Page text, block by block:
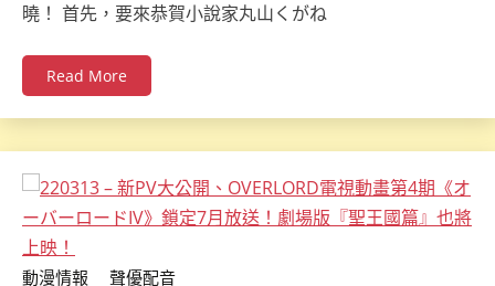
曉！ 首先，要來恭賀小說家丸山くがね
Read More
動漫情報 聲優配音